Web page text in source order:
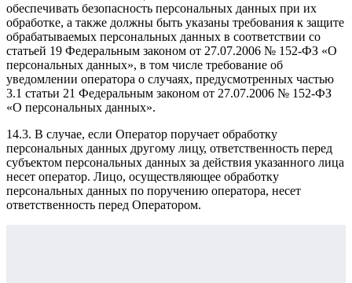
обеспечивать безопасность персональных данных при их
обработке, а также должны быть указаны требования к защите
обрабатываемых персональных данных в соответствии со
статьей 19 Федеральным законом от 27.07.2006 № 152-ФЗ «О
персональных данных», в том числе требование об
уведомлении оператора о случаях, предусмотренных частью
3.1 статьи 21 Федеральным законом от 27.07.2006 № 152-ФЗ
«О персональных данных».
14.3. В случае, если Оператор поручает обработку
персональных данных другому лицу, ответственность перед
субъектом персональных данных за действия указанного лица
несет оператор. Лицо, осуществляющее обработку
персональных данных по поручению оператора, несет
ответственность перед Оператором.